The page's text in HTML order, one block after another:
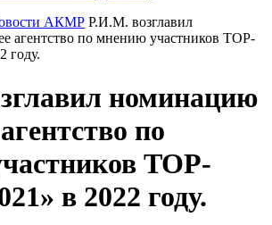
АКМР Р.И.М. возглавил
агентство по мнению участников TOP-
году.
номинацию
по
TOP-
в 2022 году.